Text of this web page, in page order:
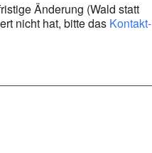
Änderung (Wald statt
nicht hat, bitte das Kontakt-